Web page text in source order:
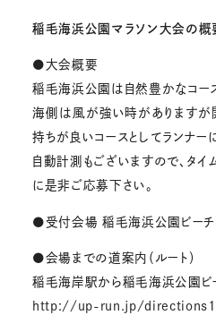
稲毛海浜公園マラソン大会の概
●大会概要
稲毛海浜公園は自然豊かなコース
海側は風が強い時がありますが
持ちが良いコースとしてランナー
自動計測もございますので、タ
に是非ご応募下さい。
●受付会場 稲毛海浜公園ビーチ
●会場までの道案内（ルート）
稲毛海岸駅から稲毛海浜公園ビ
http://up-run.jp/